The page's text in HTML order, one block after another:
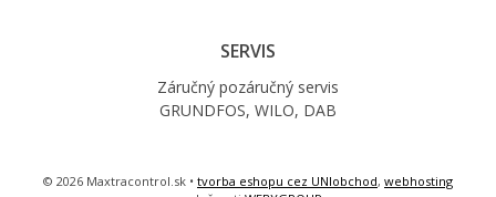
SERVIS
Záručný pozáručný servis
GRUNDFOS, WILO, DAB
© 2026 Maxtracontrol.sk • tvorba eshopu cez UNIobchod, webhosting